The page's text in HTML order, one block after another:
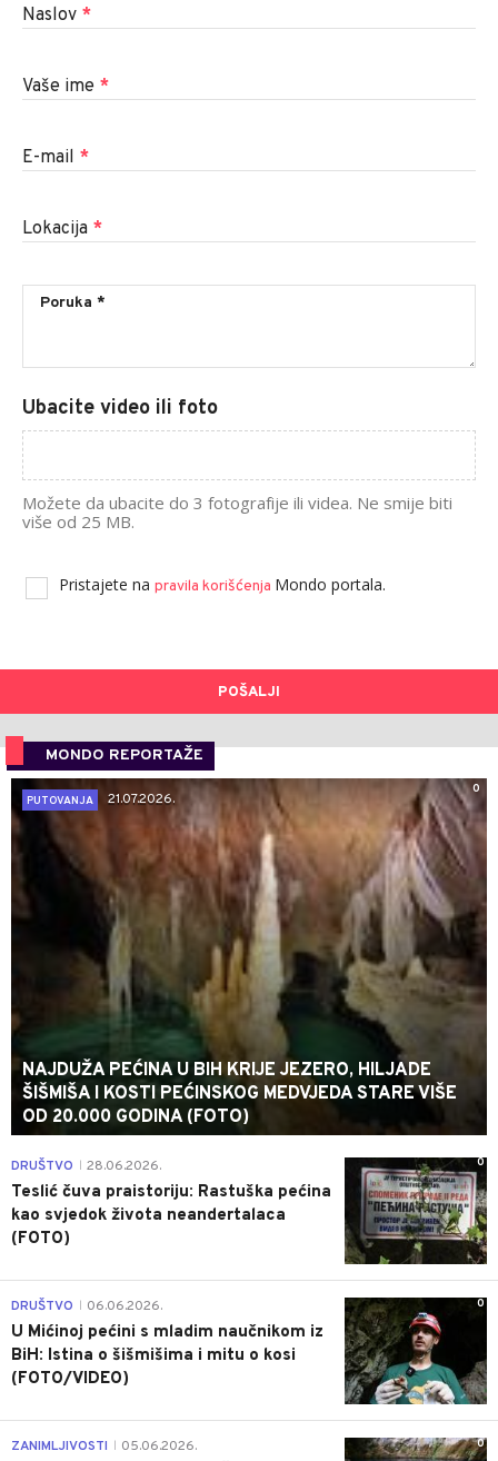
Naslov *
Vaše ime *
E-mail *
Lokacija *
Ubacite video ili foto
Možete da ubacite do 3 fotografije ili videa. Ne smije biti
više od 25 MB.
Pristajete na pravila korišćenja Mondo portala.
POŠALJI
MONDO REPORTAŽE
0
PUTOVANJA
21.07.2026.
NAJDUŽA PEĆINA U BIH KRIJE JEZERO, HILJADE
ŠIŠMIŠA I KOSTI PEĆINSKOG MEDVJEDA STARE VIŠE
OD 20.000 GODINA (FOTO)
0
DRUŠTVO 28.06.2026.
Teslić čuva praistoriju: Rastuška pećina
kao svjedok života neandertalaca
(FOTO)
0
DRUŠTVO 06.06.2026.
U Mićinoj pećini s mladim naučnikom iz
BiH: Istina o šišmišima i mitu o kosi
(FOTO/VIDEO)
0
ZANIMLJIVOSTI 05.06.2026.